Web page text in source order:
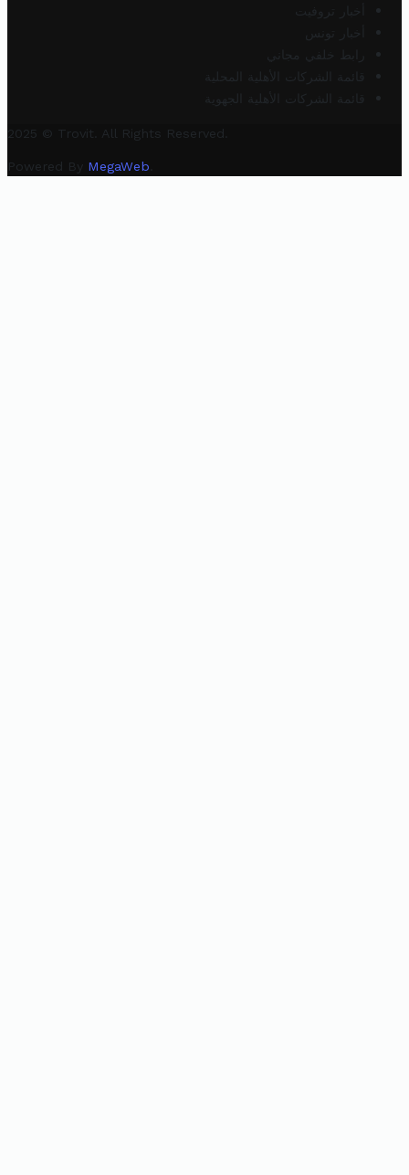
أخبار تروفيت
أخبار تونس
رابط خلفي مجاني
قائمة الشركات الأهلية المحلية
قائمة الشركات الأهلية الجهوية
2025 © Trovit. All Rights Reserved.
Powered By MegaWeb